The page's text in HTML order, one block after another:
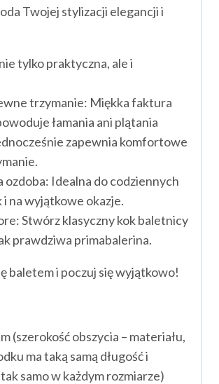
Twojej stylizacji elegancji i
tylko praktyczna, ale i
trzymanie: Miękka faktura
łamania ani plątania
zapewnia komfortowe
ozdoba: Idealna do codziennych
i na wyjątkowe okazje.
Stwórz klasyczny kok baletnicy
prawdziwa primabalerina.
baletem i poczuj się wyjątkowo!
(szerokość obszycia – materiału,
ma taką samą długość i
samo w każdym rozmiarze)